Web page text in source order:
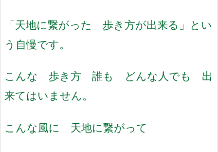
「天地に繋がった 歩き方が出来る」とい
う自慢です。
こんな 歩き方 誰も どんな人でも 出
来てはいません。
こんな風に 天地に繋がって